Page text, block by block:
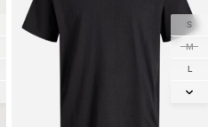
S
M
L
XL